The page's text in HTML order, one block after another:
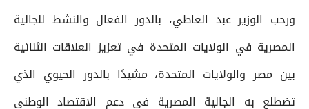
ورحب الوزير عبد العاطي، بالدور الفعال والنشط للجالية
المصرية في الولايات المتحدة في تعزيز العلاقات الثنائية
بين مصر والولايات المتحدة، مشيدًا بالدور الحيوي الذي
تضطلع به الجالية المصرية في دعم الاقتصاد الوطني